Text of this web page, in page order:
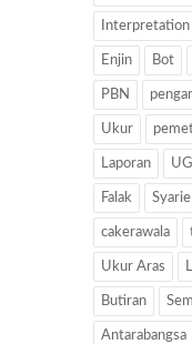
Enjin Bot
PBN
Ukur
Laporan UG
Falak Syarie
cakerawala
Ukur Aras
Butiran
Antarabangsa